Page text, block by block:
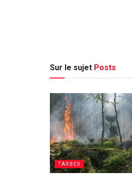
Sur le sujet Posts
TARBES